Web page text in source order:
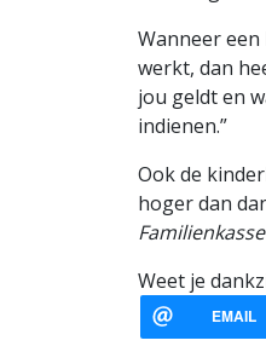
Wanneer
werkt, dan
jou geldt en
indienen.”
Ook de
hoger dan
Familienkasse
Weet je
EMAIL